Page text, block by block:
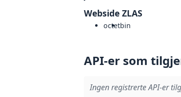
Webside ZLAS
octetbin
API-er som
Ingen registrerte API-er